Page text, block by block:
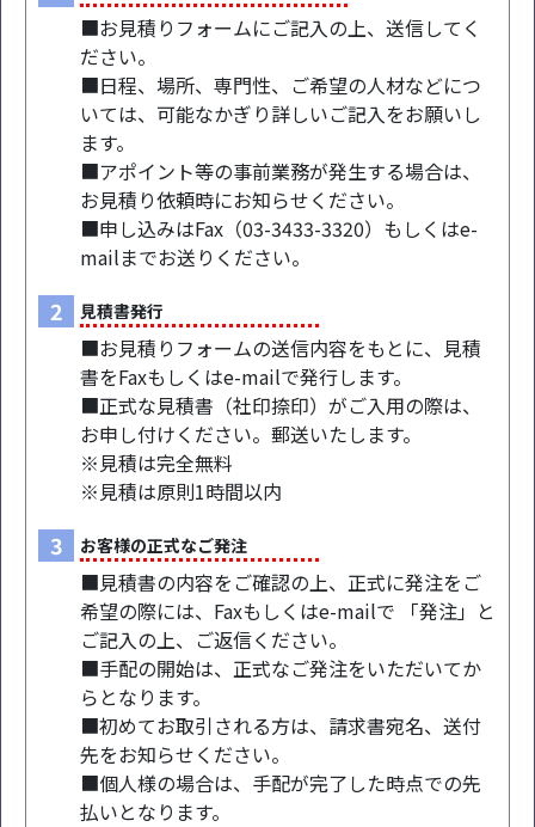
■お見積りフォームにご記入の上、送信してく
ださい。
■日程、場所、専門性、ご希望の人材などにつ
いては、可能なかぎり詳しいご記入をお願いし
ます。
■アポイント等の事前業務が発生する場合は、
お見積り依頼時にお知らせください。
■申し込みはFax（03-3433-3320）もしくはe-
mailまでお送りください。
2 見積書発行
■お見積りフォームの送信内容をもとに、見積
書をFaxもしくはe-mailで発行します。
■正式な見積書（社印捺印）がご入用の際は、
お申し付けください。郵送いたします。
※見積は完全無料
※見積は原則1時間以内
3 お客様の正式なご発注
■見積書の内容をご確認の上、正式に発注をご
希望の際には、Faxもしくはe-mailで 「発注」と
ご記入の上、ご返信ください。
■手配の開始は、正式なご発注をいただいてか
らとなります。
■初めてお取引される方は、請求書宛名、送付
先をお知らせください。
■個人様の場合は、手配が完了した時点での先
払いとなります。